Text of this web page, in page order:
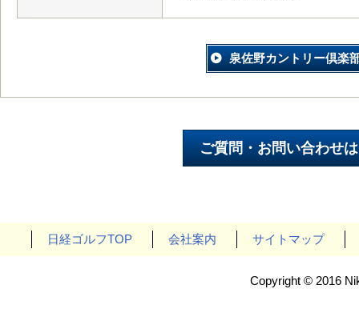
泉佐野カントリー倶楽
日経ゴルフTOP 会社案内 サイトマップ
Copyright © 2016